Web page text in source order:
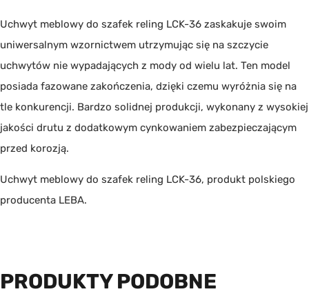
Uchwyt meblowy do szafek reling LCK-36 zaskakuje swoim
uniwersalnym wzornictwem utrzymując się na szczycie
uchwytów nie wypadających z mody od wielu lat. Ten model
posiada fazowane zakończenia, dzięki czemu wyróżnia się na
tle konkurencji. Bardzo solidnej produkcji, wykonany z wysokiej
jakości drutu z dodatkowym cynkowaniem zabezpieczającym
przed korozją.
Uchwyt meblowy do szafek reling LCK-36, produkt polskiego
producenta LEBA.
PRODUKTY PODOBNE